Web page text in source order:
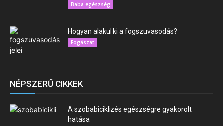
Baba egészség
Hogyan alakul ki a fogszuvasodás?
Fogászat
NÉPSZERŰ CIKKEK
A szobabiciklizés egészségre gyakorolt
hatása